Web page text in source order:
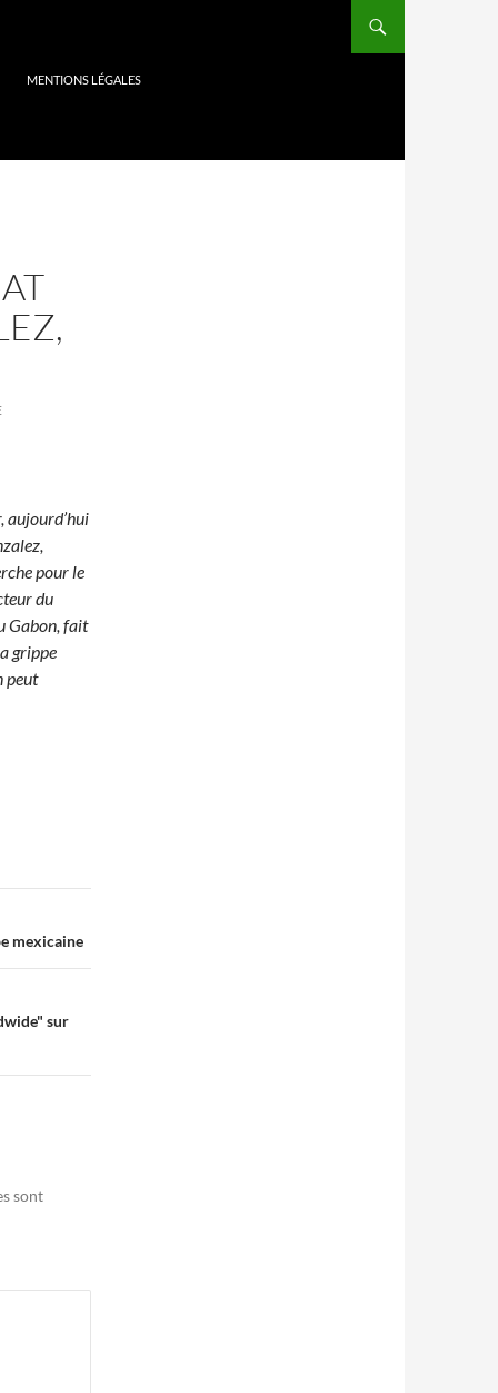
MENTIONS LÉGALES
aujourd’hui
pour le
du
Gabon, fait
grippe
peut
mexicaine
sur
sont